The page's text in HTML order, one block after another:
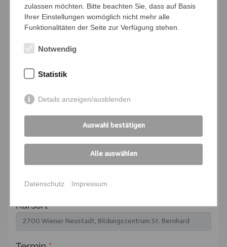
Bedingungen
Ich verpflichte mich, die Zahlung und
Kommunikation für die angemeldeten
Personen zu übernehmen
Ich melde mich für folgende
Veranstaltung an:
Seminartitel*
Kursort*
zulassen möchten. Bitte beachten Sie, dass auf Basis
Ihrer Einstellungen womöglich nicht mehr alle
Funktionalitäten der Seite zur Verfügung stehen.
Notwendig
Statistik
Details anzeigen/ausblenden
Auswahl bestätigen
Alle auswählen
Datenschutz Impressum